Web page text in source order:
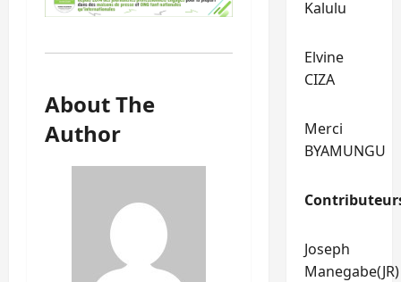
About The
Author
Kalulu
Elvine
CIZA
Merci
BYAMUNGU
Joseph
Manegabe(JR)